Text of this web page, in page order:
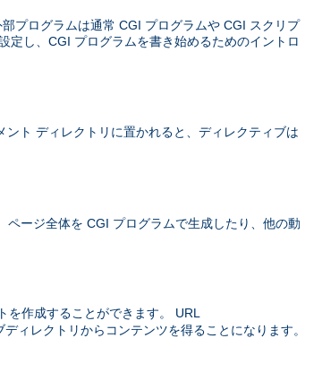
プログラムは通常 CGI プログラムや CGI スクリプ
定し、CGI プログラムを書き始めるためのイントロ
ト ディレクトリに置かれると、ディレクティブは
ージ全体を CGI プログラムで生成したり、他の動
作成することができます。 URL
ィレクトリからコンテンツを得ることになります。